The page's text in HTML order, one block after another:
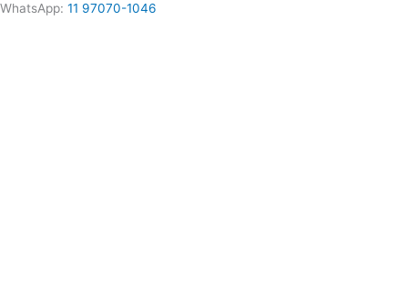
WhatsApp: 11 97070-1046